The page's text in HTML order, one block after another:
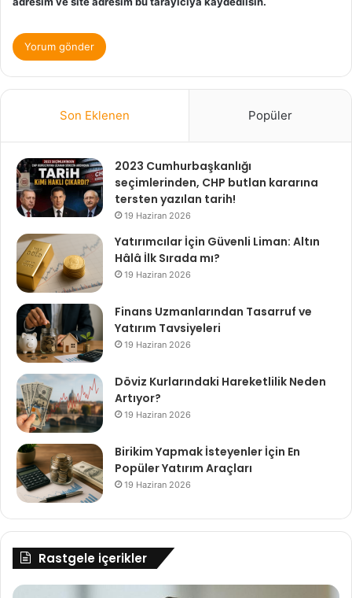
Son Eklenen Popüler
2023 Cumhurbaşkanlığı
seçimlerinden, CHP butlan kararına
tersten yazılan tarih!
19 Haziran 2026
Yatırımcılar İçin Güvenli Liman: Altın
Hâlâ İlk Sırada mı?
19 Haziran 2026
Finans Uzmanlarından Tasarruf ve
Yatırım Tavsiyeleri
19 Haziran 2026
Döviz Kurlarındaki Hareketlilik Neden
Artıyor?
19 Haziran 2026
Birikim Yapmak İsteyenler İçin En
Popüler Yatırım Araçları
19 Haziran 2026
Rastgele içerikler
QNB